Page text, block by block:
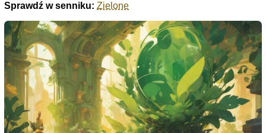
Sprawdź w senniku: Zielone